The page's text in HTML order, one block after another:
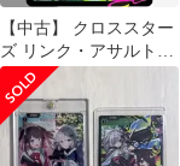
【中古】 クロススター
ズ リンク・アサルト
BP01 BP01-044/100 SR